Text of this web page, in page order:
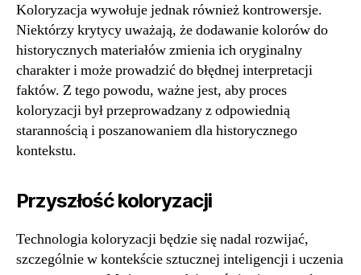
Koloryzacja wywołuje jednak również kontrowersje.
Niektórzy krytycy uważają, że dodawanie kolorów do
historycznych materiałów zmienia ich oryginalny
charakter i może prowadzić do błędnej interpretacji
faktów. Z tego powodu, ważne jest, aby proces
koloryzacji był przeprowadzany z odpowiednią
starannością i poszanowaniem dla historycznego
kontekstu.
Przyszłość koloryzacji
Technologia koloryzacji będzie się nadal rozwijać,
szczególnie w kontekście sztucznej inteligencji i uczenia